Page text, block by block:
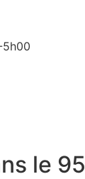
5h00
le 95